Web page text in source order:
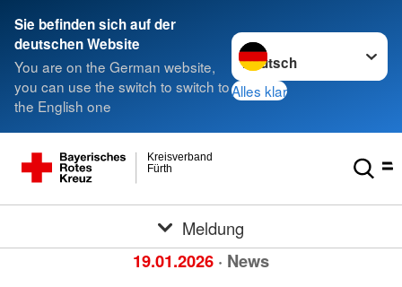
Sie befinden sich auf der
deutschen Website
You are on the German website,
you can use the switch to switch to
the English one
Sprache wechseln zu
Alles klar
Fürth
Kreisverband
Meldung
19.01.2026 · News